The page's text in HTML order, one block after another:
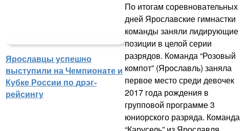
Ярославцы успешно
выступили на Чемпионате и
Кубке России по дрэг-
рейсингу
По итогам соревновательных
дней Ярославские гимнастки
команды заняли лидирующие
позиции в целой серии
разрядов. Команда “Розовый
компот” (Ярославль) заняла
первое место среди девочек
2017 года рождения в
групповой программе 3
юниорского разряда. Команда